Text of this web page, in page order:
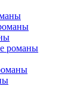
романы